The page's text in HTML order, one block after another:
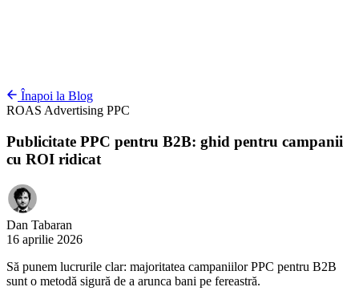
Înapoi la Blog
ROAS Advertising PPC
Publicitate PPC pentru B2B: ghid pentru campanii
cu ROI ridicat
Dan Tabaran
16 aprilie 2026
Să punem lucrurile clar: majoritatea campaniilor PPC pentru B2B
sunt o metodă sigură de a arunca bani pe fereastră.